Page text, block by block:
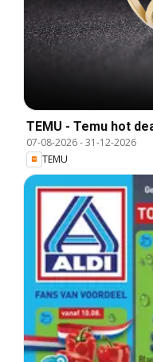
TEMU - Temu hot
07-08-2026-31-12-2026
TEMU